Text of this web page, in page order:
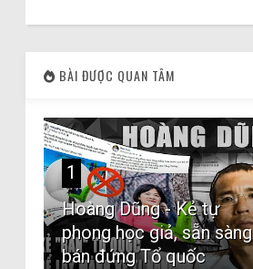
BÀI ĐƯỢC QUAN TÂM
1
Hoàng Dũng - Kẻ tự
phong học giả, sẵn sàng
bán đứng Tổ quốc